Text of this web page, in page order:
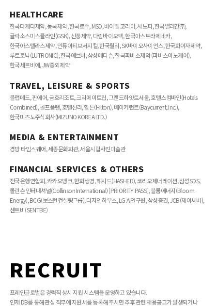
HEALTHCARE
한국다케다제약, 동국제약, 한국로슈, MSD, 바이엘 코리아, 사노피, 한국엘러간㈜,
글락소스미스클라인(GSK), 신풍제약, 다림바이오텍, 한국아스트라제네카,
한국아스텔라스제약, 인튜이티브서지컬, 한국릴리, SK바이오사이언스, 한국화이자제약,
루트로닉(LUTRONIC), 한국애브비, 삼성메디슨, 한국파비스제약 (파비스이노케어),
한국세르비에, JW중외제약
TRAVEL, LEISURE & SPORTS
클럽메드, 핀에어, 금호리조트, 크리에이트립, 그랜드하얏트서울, 호텔스컴바인(Hotels
Combined), 골프플랜, 호텔신라, 힐튼(Hilton), 베이커런트(Baycurrent, Inc.),
한국미즈노주식회사(MIZUNO KOREA LTD.)
MEDIA & ENTERTAINMENT
경방 타임스퀘어, 세종문화회관, 서울시립사진미술관
FINANCIAL SERVICES & OTHERS
전국은행연합회, 카카오뱅크, 한화생명, 해시드(HASHED), 코리오제너레이션, 삼성SDS,
콜린슨 인터내셔널(Collinson International) [PRIORITY PASS], 블룸에너지(Bloom
Energy), BCG(보스턴컨설팅그룹), 디자인하우스, LG AI연구원, 삼성증권, JCB(제이씨비),
센트비(SENTBE)
RECRUIT
프레인글로벌은 경력직 상시 지원 시스템을 운영하고 있습니다.
인재 DB를 통해 관심 직무에 지원서를 등록해 주시면 추후 관련 채용공고가 발생되거나